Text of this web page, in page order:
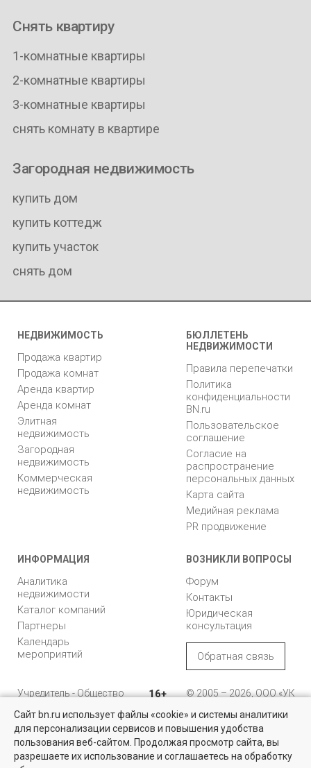
Найти квартиру - это просто!
Выбирайте среди 14 тысяч проверенных вариантов на вторичом
рынке жилья на портале BN.ru
Снять квартиру
1-комнатные квартиры
2-комнатные квартиры
3-комнатные квартиры
снять комнату в квартире
Загородная недвижимость
купить дом
купить коттедж
купить участок
снять дом
НЕДВИЖИМОСТЬ
Продажа квартир
Продажа комнат
Аренда квартир
Аренда комнат
Элитная
недвижимость
Загородная
недвижимость
Коммерческая
недвижимость
БЮЛЛЕТЕНЬ
НЕДВИЖИМОСТИ
Правила перепечатки
Политика
конфиденциальности
BN.ru
Пользовательское
соглашение
Согласие на
распространение
персональных данных
Карта сайта
Медийная реклама
PR продвижение
ИНФОРМАЦИЯ
Аналитика
недвижимости
Каталог компаний
Партнеры
Календарь
мероприятий
ВОЗНИКЛИ ВОПРОСЫ
Форум
Контакты
Юридическая
консультация
Обратная связь
Учредитель - Общество
ответственностью
"Управляющая
компания "Бюллетень
недвижимости"
16+
© 2005 – 2026, ООО «УК
196105, Санкт-
Петербург, пр. Юрия
Гагарина, 1
Сайт bn.ru использует файлы «cookie» и системы аналитики
для персонализации сервисов и повышения удобства
пользования веб-сайтом. Продолжая просмотр сайта, вы
разрешаете их использование и соглашаетесь на обработку